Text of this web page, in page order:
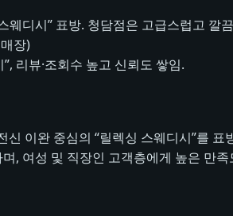
디시” 표방. 청담점은 고급스럽고 깔
장)
리뷰·조회수 높고 신뢰도 쌓임.
신 이완 중심의 “릴렉싱 스웨디시”를
, 여성 및 직장인 고객층에게 높은 만